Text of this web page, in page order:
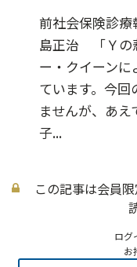
前社会保険診
島正治 「Ｙの
ー・クイーン
ています。今回
ませんが、あ
子...
この記事は会員
ログ
お